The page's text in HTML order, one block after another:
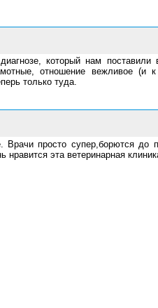
который нам поставили
отношение вежливое
только туда.
просто супер,борются до
эта ветеринарная